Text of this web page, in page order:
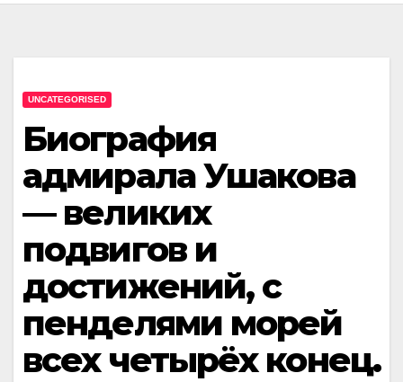
UNCATEGORISED
Биография
адмирала Ушакова
— великих
подвигов и
достижений, с
пенделями морей
всех четырёх конец.